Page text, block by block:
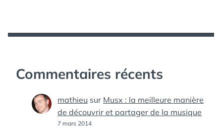
Commentaires récents
mathieu sur Musx : la meilleure manière
de découvrir et partager de la musique
7 mars 2014